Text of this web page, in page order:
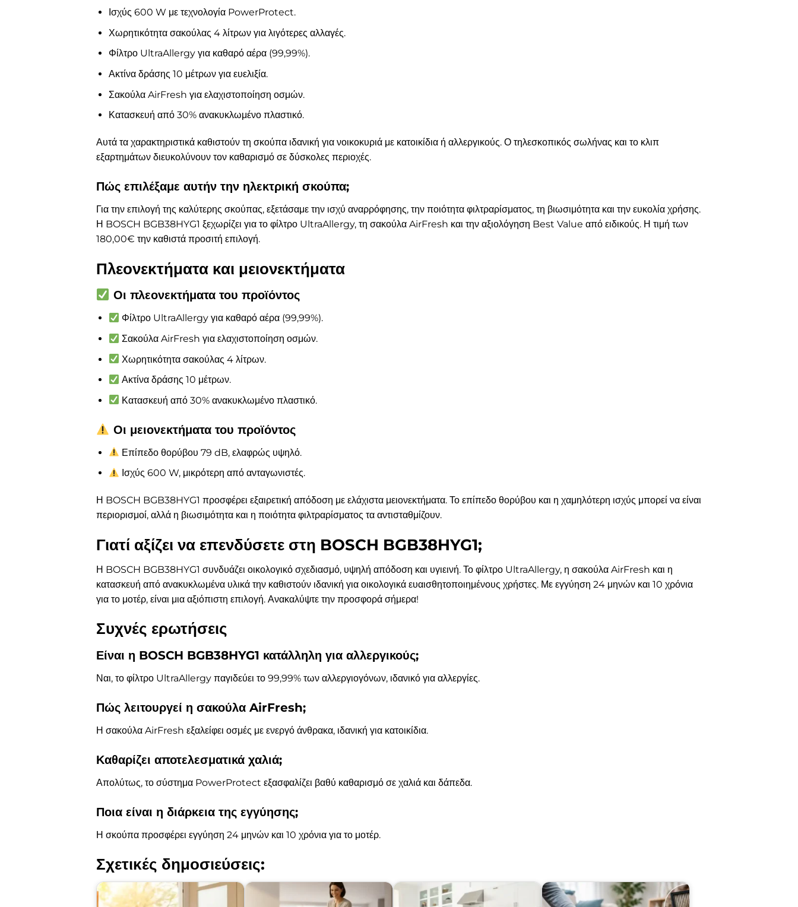
Ισχύς 600 W με τεχνολογία PowerProtect.
Χωρητικότητα σακούλας 4 λίτρων για λιγότερες αλλαγές.
Φίλτρο UltraAllergy για καθαρό αέρα (99,99%).
Ακτίνα δράσης 10 μέτρων για ευελιξία.
Σακούλα AirFresh για ελαχιστοποίηση οσμών.
Κατασκευή από 30% ανακυκλωμένο πλαστικό.
Αυτά τα χαρακτηριστικά καθιστούν τη σκούπα ιδανική για νοικοκυριά με κατοικίδια ή αλλεργικούς. Ο τηλεσκοπικός σωλήνας και το κλιπ
εξαρτημάτων διευκολύνουν τον καθαρισμό σε δύσκολες περιοχές.
Πώς επιλέξαμε αυτήν την ηλεκτρική σκούπα;
Για την επιλογή της καλύτερης σκούπας, εξετάσαμε την ισχύ αναρρόφησης, την ποιότητα φιλτραρίσματος, τη βιωσιμότητα και την ευκολία χρήσης.
Η BOSCH BGB38HYG1 ξεχωρίζει για το φίλτρο UltraAllergy, τη σακούλα AirFresh και την αξιολόγηση Best Value από ειδικούς. Η τιμή των
180,00€ την καθιστά προσιτή επιλογή.
Πλεονεκτήματα και μειονεκτήματα
Οι πλεονεκτήματα του προϊόντος
Φίλτρο UltraAllergy για καθαρό αέρα (99,99%).
Σακούλα AirFresh για ελαχιστοποίηση οσμών.
Χωρητικότητα σακούλας 4 λίτρων.
Ακτίνα δράσης 10 μέτρων.
Κατασκευή από 30% ανακυκλωμένο πλαστικό.
Οι μειονεκτήματα του προϊόντος
Επίπεδο θορύβου 79 dB, ελαφρώς υψηλό.
Ισχύς 600 W, μικρότερη από ανταγωνιστές.
Η BOSCH BGB38HYG1 προσφέρει εξαιρετική απόδοση με ελάχιστα μειονεκτήματα. Το επίπεδο θορύβου και η χαμηλότερη ισχύς μπορεί να είναι
περιορισμοί, αλλά η βιωσιμότητα και η ποιότητα φιλτραρίσματος τα αντισταθμίζουν.
Γιατί αξίζει να επενδύσετε στη BOSCH BGB38HYG1;
Η BOSCH BGB38HYG1 συνδυάζει οικολογικό σχεδιασμό, υψηλή απόδοση και υγιεινή. Το φίλτρο UltraAllergy, η σακούλα AirFresh και η
κατασκευή από ανακυκλωμένα υλικά την καθιστούν ιδανική για οικολογικά ευαισθητοποιημένους χρήστες. Με εγγύηση 24 μηνών και 10 χρόνια
για το μοτέρ, είναι μια αξιόπιστη επιλογή. Ανακαλύψτε την προσφορά σήμερα!
Συχνές ερωτήσεις
Είναι η BOSCH BGB38HYG1 κατάλληλη για αλλεργικούς;
Ναι, το φίλτρο UltraAllergy παγιδεύει το 99,99% των αλλεργιογόνων, ιδανικό για αλλεργίες.
Πώς λειτουργεί η σακούλα AirFresh;
Η σακούλα AirFresh εξαλείφει οσμές με ενεργό άνθρακα, ιδανική για κατοικίδια.
Καθαρίζει αποτελεσματικά χαλιά;
Απολύτως, το σύστημα PowerProtect εξασφαλίζει βαθύ καθαρισμό σε χαλιά και δάπεδα.
Ποια είναι η διάρκεια της εγγύησης;
Η σκούπα προσφέρει εγγύηση 24 μηνών και 10 χρόνια για το μοτέρ.
Σχετικές δημοσιεύσεις: